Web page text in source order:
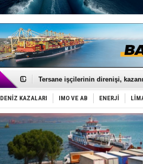
İstanbul ve Çanakkale: 6 ayda
Tersane işçilerinin direnişi,
İngiliz aktivistler, gemide mahsur
FESCO, Karadeniz'de yeni
DESE, BIMCO’ya katıldı
GİMBİRDER gemi inşa yan
35 milyon TL'lik tekne projesinde
İnsansız cankurtaran ihalesini
Yüzyıl sonra ilk kez dünyaya
Anadolu Tersanesi EYDEP’te A
Derince, ILCA Masters Türkiye
DENİZ KAZALARI IMO VE AB ENERJİ